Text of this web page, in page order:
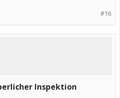
#16
Inspektion